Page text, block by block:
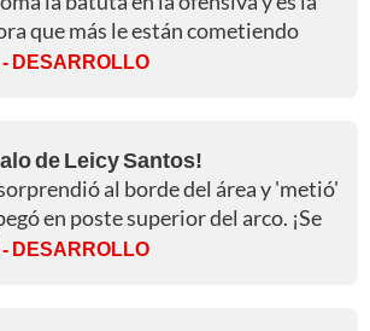
que más le están cometiendo
- DESARROLLO
de Leicy Santos!
al borde del área y 'metió'
en poste superior del arco. ¡Se
- DESARROLLO